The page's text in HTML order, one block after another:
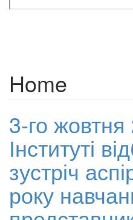
Home
3-го
Інституті
зустріч
року